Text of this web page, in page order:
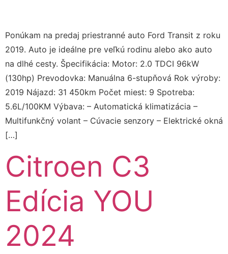
Ponúkam na predaj priestranné auto Ford Transit z roku
2019. Auto je ideálne pre veľkú rodinu alebo ako auto
na dlhé cesty. Špecifikácia: Motor: 2.0 TDCI 96kW
(130hp) Prevodovka: Manuálna 6-stupňová Rok výroby:
2019 Nájazd: 31 450km Počet miest: 9 Spotreba:
5.6L/100KM Výbava: – Automatická klimatizácia –
Multifunkčný volant – Cúvacie senzory – Elektrické okná
[…]
Citroen C3
Edícia YOU
2024